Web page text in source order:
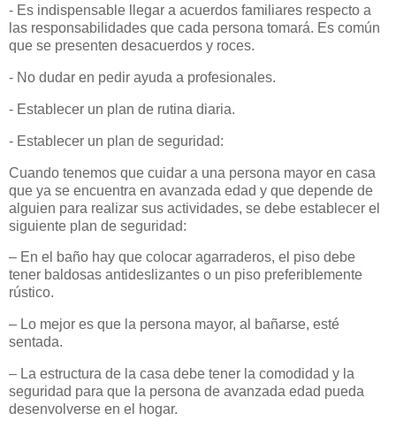
- Es indispensable llegar a acuerdos familiares respecto a
las responsabilidades que cada persona tomará. Es común
que se presenten desacuerdos y roces.
- No dudar en pedir ayuda a profesionales.
- Establecer un plan de rutina diaria.
- Establecer un plan de seguridad:
Cuando tenemos que cuidar a una persona mayor en casa
que ya se encuentra en avanzada edad y que depende de
alguien para realizar sus actividades, se debe establecer el
siguiente plan de seguridad:
– En el baño hay que colocar agarraderos, el piso debe
tener baldosas antideslizantes o un piso preferiblemente
rústico.
– Lo mejor es que la persona mayor, al bañarse, esté
sentada.
– La estructura de la casa debe tener la comodidad y la
seguridad para que la persona de avanzada edad pueda
desenvolverse en el hogar.